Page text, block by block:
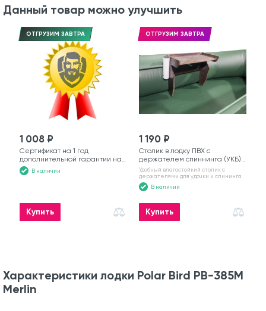
Данный товар можно улучшить
ОТГРУЗИМ ЗАВТРА
1 008 ₽
Сертификат на 1 год
дополнительной гарантии на
моторную лодку
В наличии
Купить
ОТГРУЗИМ ЗАВТРА
1 190 ₽
Столик в лодку ПВХ с
держателем спиннинга (УКБ)
№6
Удобный влагостойкий столик с
держателями для удочки и спининга
В наличии
Купить
Характеристики лодки Polar Bird PB-385M
Merlin